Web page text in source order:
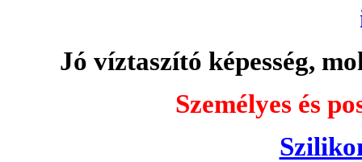
Jó víztaszító képesség,
Személyes és